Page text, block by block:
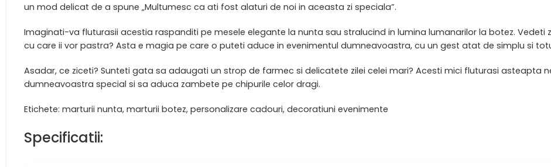
un mod delicat de a spune „Multumesc ca ati fost alaturi de noi in aceasta zi speciala”.
Imaginati-va fluturasii acestia raspanditi pe mesele elegante la nunta sau stralucind in lumina lumanarilor la botez.
cu care ii vor pastra? Asta e magia pe care o puteti aduce in evenimentul dumneavoastra, cu un gest atat de simplu si
Asadar, ce ziceti? Sunteti gata sa adaugati un strop de farmec si delicatete zilei celei mari? Acesti mici fluturasi asteapta
dumneavoastra special si sa aduca zambete pe chipurile celor dragi.
Etichete: marturii nunta, marturii botez, personalizare cadouri, decoratiuni evenimente
Specificatii: